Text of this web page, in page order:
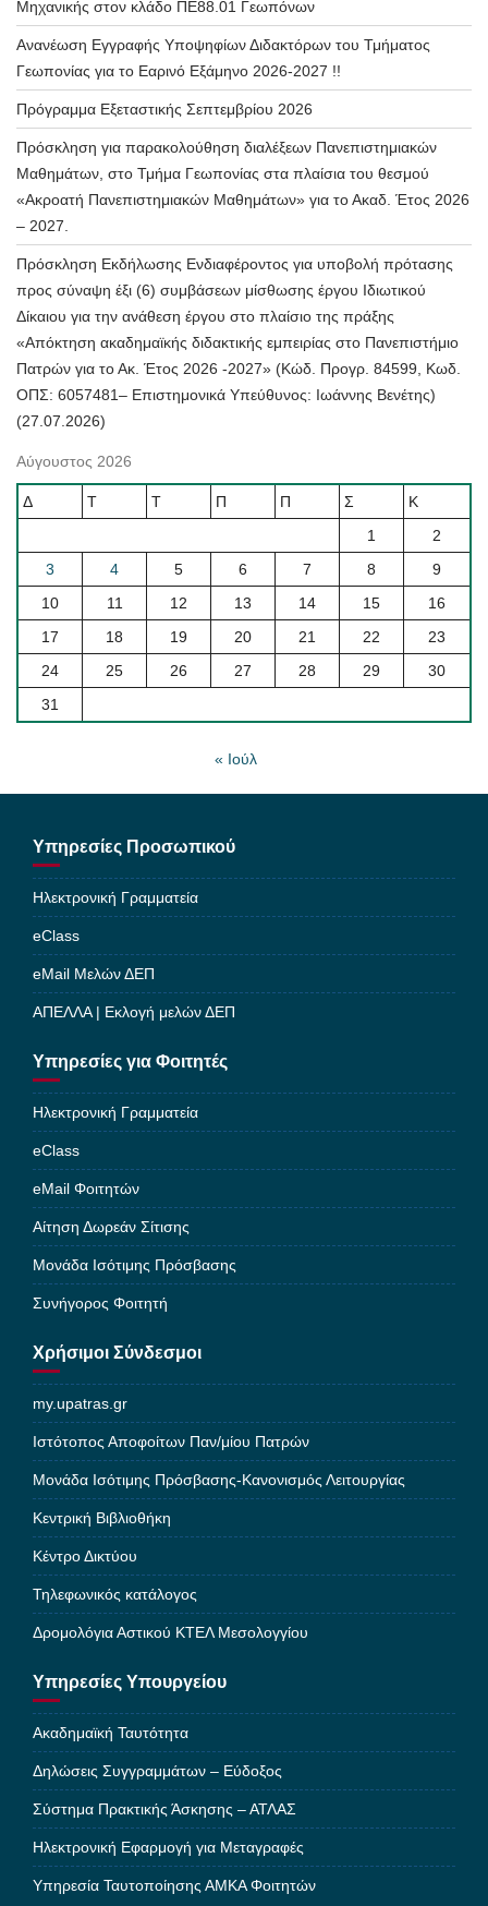
Μηχανικής στον κλάδο ΠΕ88.01 Γεωπόνων
Ανανέωση Εγγραφής Υποψηφίων Διδακτόρων του Τμήματος
Γεωπονίας για το Εαρινό Εξάμηνο 2026-2027 !!
Πρόγραμμα Εξεταστικής Σεπτεμβρίου 2026
Πρόσκληση για παρακολούθηση διαλέξεων Πανεπιστημιακών
Μαθημάτων, στο Τμήμα Γεωπονίας στα πλαίσια του θεσμού
«Ακροατή Πανεπιστημιακών Μαθημάτων» για το Ακαδ. Έτος 2026
– 2027.
Πρόσκληση Εκδήλωσης Ενδιαφέροντος για υποβολή πρότασης
προς σύναψη έξι (6) συμβάσεων μίσθωσης έργου Ιδιωτικού
Δίκαιου για την ανάθεση έργου στο πλαίσιο της πράξης
«Απόκτηση ακαδημαϊκής διδακτικής εμπειρίας στο Πανεπιστήμιο
Πατρών για το Ακ. Έτος 2026 -2027» (Κώδ. Προγρ. 84599, Κωδ.
ΟΠΣ: 6057481– Επιστημονικά Υπεύθυνος: Ιωάννης Βενέτης)
(27.07.2026)
Αύγουστος 2026
Δ Τ Τ Π Π Σ
Κ
1
2
3
4 5 6 7 8
9
10
11 12 13 14 15
16
17
18 19 20 21 22
23
24
25 26 27 28 29
30
31
« Ιούλ
Υπηρεσίες Προσωπικού
Ηλεκτρονική Γραμματεία
eClass
eMail Μελών ΔΕΠ
ΑΠΕΛΛΑ | Εκλογή μελών ΔΕΠ
Υπηρεσίες για Φοιτητές
Ηλεκτρονική Γραμματεία
eClass
eMail Φοιτητών
Αίτηση Δωρεάν Σίτισης
Μονάδα Ισότιμης Πρόσβασης
Συνήγορος Φοιτητή
Χρήσιμοι Σύνδεσμοι
my.upatras.gr
Ιστότοπος Αποφοίτων Παν/μίου Πατρών
Μονάδα Ισότιμης Πρόσβασης-Κανονισμός Λειτουργίας
Κεντρική Βιβλιοθήκη
Κέντρο Δικτύου
Τηλεφωνικός κατάλογος
Δρομολόγια Αστικού ΚΤΕΛ Μεσολογγίου
Υπηρεσίες Υπουργείου
Ακαδημαϊκή Ταυτότητα
Δηλώσεις Συγγραμμάτων – Εύδοξος
Σύστημα Πρακτικής Άσκησης – ΑΤΛΑΣ
Ηλεκτρονική Εφαρμογή για Μεταγραφές
Υπηρεσία Ταυτοποίησης ΑΜΚΑ Φοιτητών